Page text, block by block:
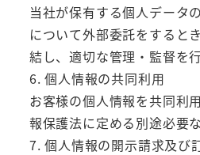
当社が保有する個人データ
について外部委託をすると
結し、適切な管理・監督を行
6. 個人情報の共同利用
お客様の個人情報を共同利
報保護法に定める別途必要
7. 個人情報の開示請求及び